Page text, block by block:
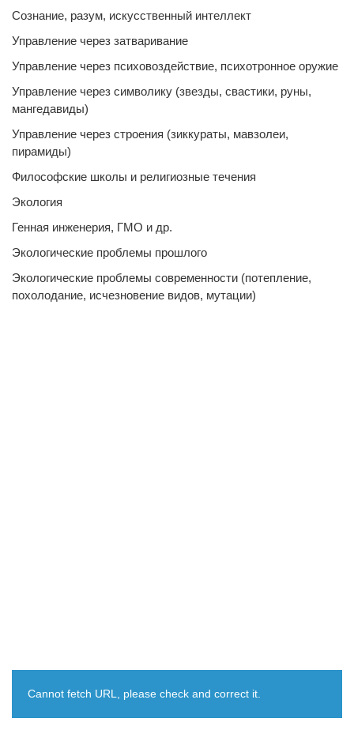
Сознание, разум, искусственный интеллект
Управление через затваривание
Управление через психовоздействие, психотронное оружие
Управление через символику (звезды, свастики, руны,
мангедавиды)
Управление через строения (зиккураты, мавзолеи,
пирамиды)
Философские школы и религиозные течения
Экология
Генная инженерия, ГМО и др.
Экологические проблемы прошлого
Экологические проблемы современности (потепление,
похолодание, исчезновение видов, мутации)
Cannot fetch URL, please check and correct it.